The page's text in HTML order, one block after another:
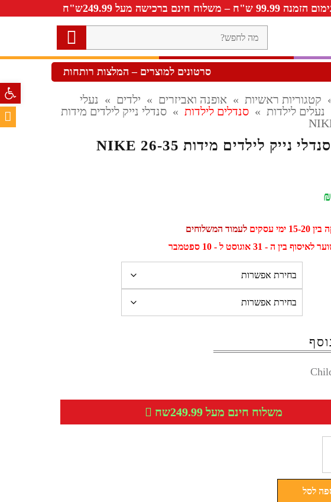
99.99 ש"ח – משלוח חינם ברכישה מעל 249.99ש"ח
לחפש?
סרטונים למוצרים – המלצות רותחות
קטגוריות ראשיות » אופנה ואביזרים » ילדים » נעלי
נעלים לילדות » סנדלים לילדות » סנדלי נייק לילדים מידות
סנדלי נייק לילדים מידות 26-35 NIKE
₪
עסקים
לעמוד המשלוחים
בין ה - 31 אוגוסט ל - 10 ספטמבר
משלוח חינם מעל 249.99שח
לסל
פתח